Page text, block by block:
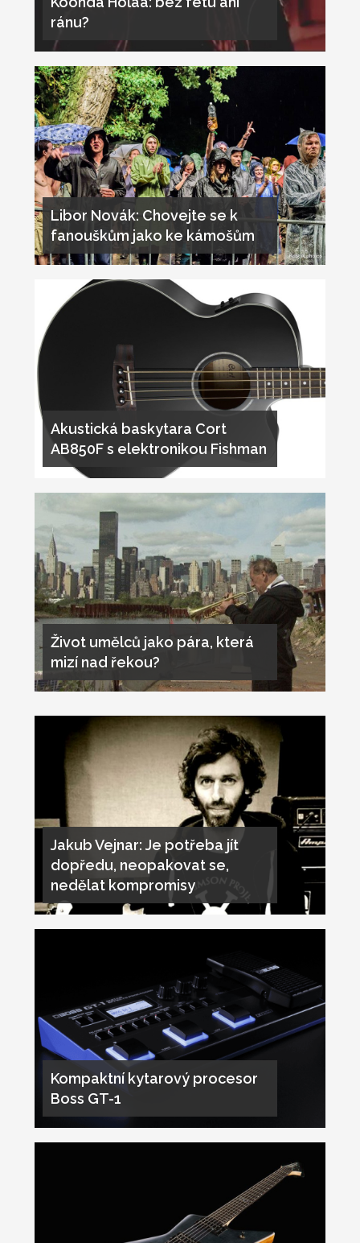
ránu?
Libor Novák: Chovejte se k
fanouškům jako ke kámošům
Akustická baskytara Cort
AB850F s elektronikou Fishman
Život umělců jako pára, která
mizí nad řekou?
Jakub Vejnar: Je potřeba jít
dopředu, neopakovat se,
nedělat kompromisy
Kompaktní kytarový procesor
Boss GT-1